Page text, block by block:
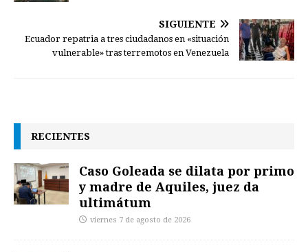
SIGUIENTE
Ecuador repatria a tres ciudadanos en «situación
vulnerable» tras terremotos en Venezuela
RECIENTES
Caso Goleada se dilata por primo
y madre de Aquiles, juez da
ultimátum
viernes 7 de agosto de 2026